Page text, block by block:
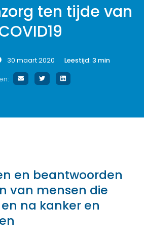
ten tijde van
30 maart 2020 Leestijd: 3min
en beantwoorden
van mensen die
na kanker en